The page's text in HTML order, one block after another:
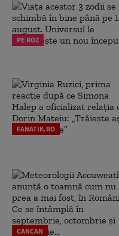
PE ROZ
FANATIK.RO
CANCAN